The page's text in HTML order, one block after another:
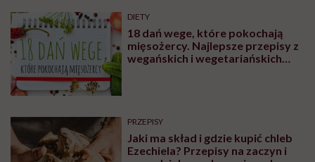
DIETY
18 dań wege, które pokochają
mięsożercy. Najlepsze przepisy z
wegańskich i wegetariańskich
PRZEPISY
Jaki ma skład i gdzie kupić chleb
Ezechiela? Przepisy na zaczyn i